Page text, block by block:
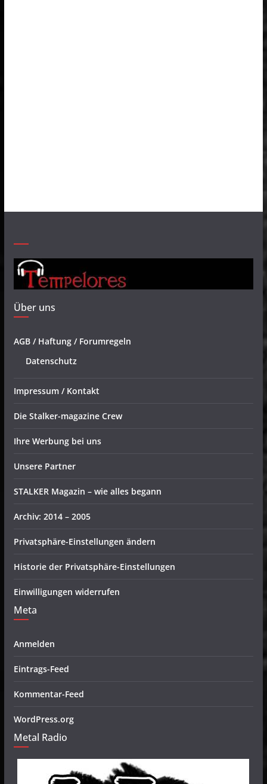
Über uns
AGB / Haftung / Forumregeln
Datenschutz
Impressum / Kontakt
Die Stalker-magazine Crew
Ihre Werbung bei uns
Unsere Partner
STALKER Magazin – wie alles begann
Archiv: 2014 – 2005
Privatsphäre-Einstellungen ändern
Historie der Privatsphäre-Einstellungen
Einwilligungen widerrufen
Meta
Anmelden
Eintrags-Feed
Kommentar-Feed
WordPress.org
Metal Radio